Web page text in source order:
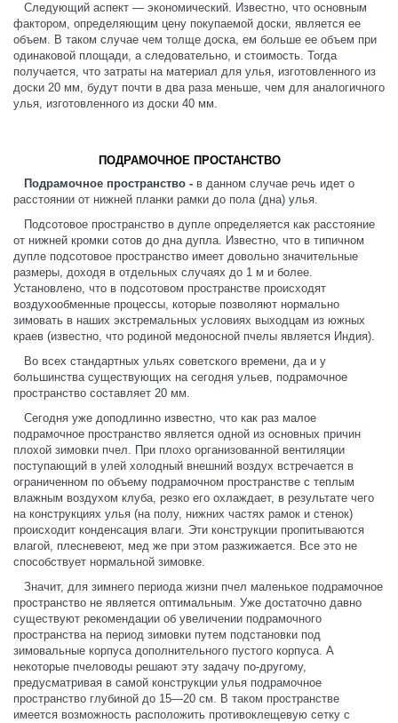
Следующий аспект — экономический. Известно, что основным
фактором, определяющим цену покупаемой доски, является ее
объем. В таком случае чем толще доска, ем больше ее объем при
одинаковой площади, а следовательно, и стоимость. Тогда
получается, что затраты на материал для улья, изготовленного из
доски 20 мм, будут почти в два раза меньше, чем для аналогичного
улья, изготовленного из доски 40 мм.
ПОДРАМОЧНОЕ ПРОСТАНСТВО
Подрамочное пространство - в данном случае речь идет о
расстоянии от нижней планки рамки до пола (дна) улья.
Подсотовое пространство в дупле определяется как расстояние
от нижней кромки сотов до дна дупла. Известно, что в типичном
дупле подсотовое пространство имеет довольно значительные
размеры, доходя в отдельных случаях до 1 м и более.
Установлено, что в подсотовом пространстве происходят
воздухообменные процессы, которые позволяют нормально
зимовать в наших экстремальных условиях выходцам из южных
краев (известно, что родиной медоносной пчелы является Индия).
Во всех стандартных ульях советского времени, да и у
большинства существующих на сегодня ульев, подрамочное
пространство составляет 20 мм.
Сегодня уже доподлинно известно, что как раз малое
подрамочное пространство является одной из основных причин
плохой зимовки пчел. При плохо организованной вентиляции
поступающий в улей холодный внешний воздух встречается в
ограниченном по объему подрамочном пространстве с теплым
влажным воздухом клуба, резко его охлаждает, в результате чего
на конструкциях улья (на полу, нижних частях рамок и стенок)
происходит конденсация влаги. Эти конструкции пропитываются
влагой, плесневеют, мед же при этом разжижается. Все это не
способствует нормальной зимовке.
Значит, для зимнего периода жизни пчел маленькое подрамочное
пространство не является оптимальным. Уже достаточно давно
существуют рекомендации об увеличении подрамочного
пространства на период зимовки путем подстановки под
зимовальные корпуса дополнительного пустого корпуса. А
некоторые пчеловоды решают эту задачу по-другому,
предусматривая в самой конструкции улья подрамочное
пространство глубиной до 15—20 см. В таком пространстве
имеется возможность расположить противоклещевую сетку с